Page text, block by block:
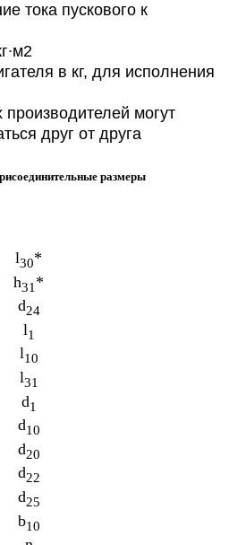
тока пускового к
в кг, для исполнения
могут
друг от друга
размеры
l30*
h31 *
d24
l1
l10
l31
d1
d10
d20
d22
d25
b10